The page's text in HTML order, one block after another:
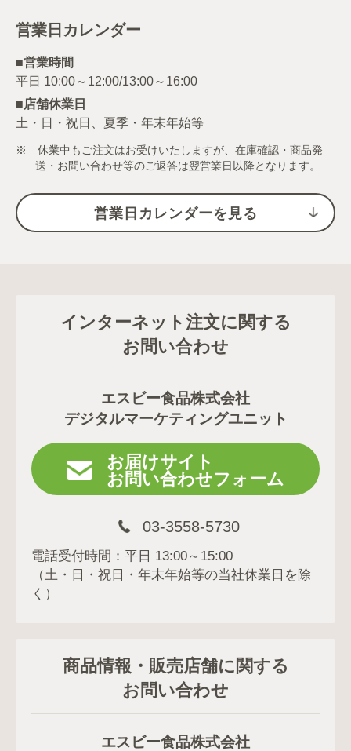
営業日カレンダー
■営業時間
■店舗休業日
土・日・祝日、夏季・年末年始等
※ 休業中もご注文はお受けいたしますが、在庫確認・商品発
送・お問い合わせ等のご返答は翌営業日以降となります。
営業日カレンダーを見る
インターネット注文に関する
お問い合わせ
エスビー食品株式会社
デジタルマーケティングユニット
お届けサイト
お問い合わせフォーム
03-3558-5730
電話受付時間：平日 13:00～15:00
（土・日・祝日・年末年始等の当社休業日を除
く）
商品情報・販売店舗に関する
お問い合わせ
エスビー食品株式会社